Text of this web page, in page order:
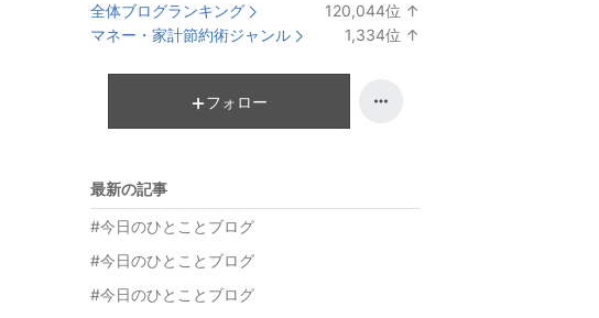
全体ブログランキング 120,044位 ↑
マネー・家計節約術ジャンル 1,334位 ↑
フォロー
最新の記事
#今日のひとことブログ
#今日のひとことブログ
#今日のひとことブログ